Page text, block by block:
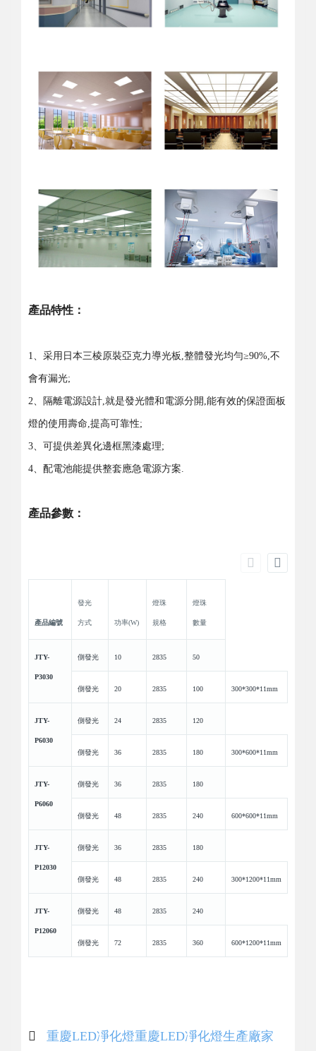
產品特性：
1、采用日本三棱原裝亞克力導光板,整體發光均勻≥90%,不
會有漏光;
2、隔離電源設計,就是發光體和電源分開,能有效的保證面板
燈的使用壽命,提高可靠性;
3、可提供差異化邊框黑漆處理;
4、配電池能提供整套應急電源方案.
產品參數：
產品編號
發光
方式 功率(W)
燈珠
規格
燈珠
數量
JTY-
P3030
側發光 10 2835 50
側發光 20 2835 100 300*300*11mm
JTY-
P6030
側發光 24 2835 120
側發光 36 2835 180 300*600*11mm
JTY-
P6060
側發光 36 2835 180
側發光 48 2835 240 600*600*11mm
JTY-
P12030
側發光 36 2835 180
側發光 48 2835 240 300*1200*11mm
JTY-
P12060
側發光 48 2835 240
側發光 72 2835 360 600*1200*11mm
重慶LED凈化燈重慶LED凈化燈生產廠家